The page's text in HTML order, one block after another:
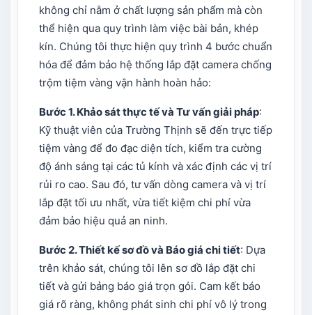
không chỉ nằm ở chất lượng sản phẩm mà còn
thể hiện qua quy trình làm việc bài bản, khép
kín. Chúng tôi thực hiện quy trình 4 bước chuẩn
hóa để đảm bảo hệ thống lắp đặt camera chống
trộm tiệm vàng vận hành hoàn hảo:
Bước 1. Khảo sát thực tế và Tư vấn giải pháp:
Kỹ thuật viên của Trường Thịnh sẽ đến trực tiếp
tiệm vàng để đo đạc diện tích, kiểm tra cường
độ ánh sáng tại các tủ kính và xác định các vị trí
rủi ro cao. Sau đó, tư vấn dòng camera và vị trí
lắp đặt tối ưu nhất, vừa tiết kiệm chi phí vừa
đảm bảo hiệu quả an ninh.
Bước 2. Thiết kế sơ đồ và Báo giá chi tiết: Dựa
trên khảo sát, chúng tôi lên sơ đồ lắp đặt chi
tiết và gửi bảng báo giá trọn gói. Cam kết báo
giá rõ ràng, không phát sinh chi phí vô lý trong